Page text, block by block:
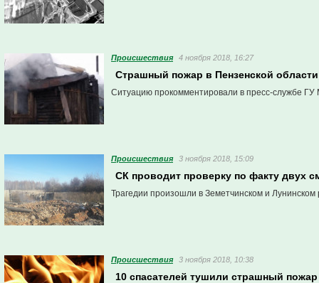
Проиcшествия 4 ноября 2018, 16:27
Страшный пожар в Пензенской
Ситуацию прокомментировали в пресс-службе ГУ
Проиcшествия 3 ноября 2018, 15:09
СК проводит проверку по факту двух
Трагедии произошли в Земетчинском и Лунинском
Проиcшествия 3 ноября 2018, 10:38
10 спасателей тушили страшный